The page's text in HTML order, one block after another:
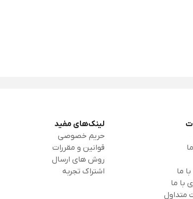
ما
با ما
متداول
لینک‌های مفید
حریم خصوصی
قوانین و مقررات
روش های ارسال
اشتراک تجربه